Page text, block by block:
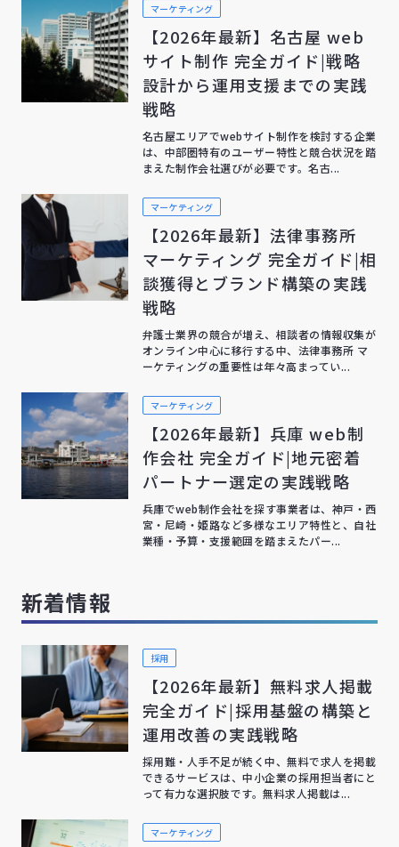
マーケティング
【2026年最新】名古屋 web
サイト制作 完全ガイド|戦略
設計から運用支援までの実践
戦略
名古屋エリアでwebサイト制作を検討する企業
は、中部圏特有のユーザー特性と競合状況を踏
まえた制作会社選びが必要です。名古...
マーケティング
【2026年最新】法律事務所
マーケティング 完全ガイド|相
談獲得とブランド構築の実践
戦略
弁護士業界の競合が増え、相談者の情報収集が
オンライン中心に移行する中、法律事務所 マ
ーケティングの重要性は年々高まってい...
マーケティング
【2026年最新】兵庫 web制
作会社 完全ガイド|地元密着
パートナー選定の実践戦略
兵庫でweb制作会社を探す事業者は、神戸・西
宮・尼崎・姫路など多様なエリア特性と、自社
業種・予算・支援範囲を踏まえたパー...
新着情報
採用
【2026年最新】無料求人掲載
完全ガイド|採用基盤の構築と
運用改善の実践戦略
採用難・人手不足が続く中、無料で求人を掲載
できるサービスは、中小企業の採用担当者にと
って有力な選択肢です。無料求人掲載は...
マーケティング